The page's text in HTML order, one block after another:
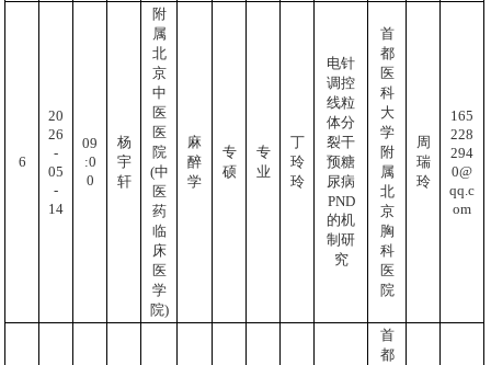
6
20
26
-
05
-
14
09
:0
0
杨
宇
轩
附
属
北
京
中
医
医
院
(中
医
药
临
床
医
学
院)
麻
醉
学
专
硕
专
业
丁
玲
玲
电针
调控
线粒
体分
裂干
预糖
尿病
PND
的机
制研
究
首
都
医
科
大
学
附
属
北
京
胸
科
医
院
周
瑞
玲
165
228
294
0@
qq.c
om
首
都